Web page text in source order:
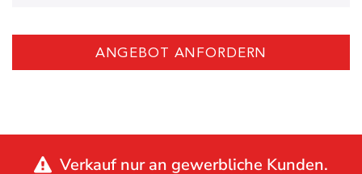
ANGEBOT ANFORDERN
Verkauf nur an gewerbliche Kunden.